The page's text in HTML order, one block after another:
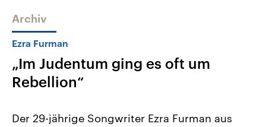
Themen
Archiv
Ezra Furman
„Im Judentum ging es oft um
Rebellion“
Der 29-jährige Songwriter Ezra Furman aus